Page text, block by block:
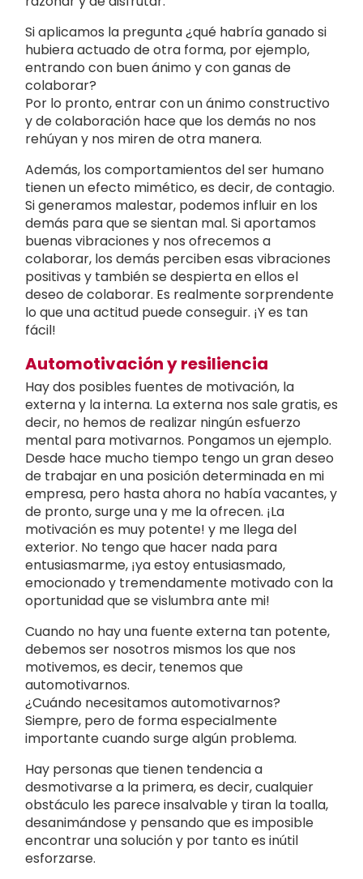
Si aplicamos la pregunta ¿qué habría ganado si
hubiera actuado de otra forma, por ejemplo,
entrando con buen ánimo y con ganas de
colaborar?
Por lo pronto, entrar con un ánimo constructivo
y de colaboración hace que los demás no nos
rehúyan y nos miren de otra manera.
Además, los comportamientos del ser humano
tienen un efecto mimético, es decir, de contagio.
Si generamos malestar, podemos influir en los
demás para que se sientan mal. Si aportamos
buenas vibraciones y nos ofrecemos a
colaborar, los demás perciben esas vibraciones
positivas y también se despierta en ellos el
deseo de colaborar. Es realmente sorprendente
lo que una actitud puede conseguir. ¡Y es tan
fácil!
Automotivación y resiliencia
Hay dos posibles fuentes de motivación, la
externa y la interna. La externa nos sale gratis, es
decir, no hemos de realizar ningún esfuerzo
mental para motivarnos. Pongamos un ejemplo.
Desde hace mucho tiempo tengo un gran deseo
de trabajar en una posición determinada en mi
empresa, pero hasta ahora no había vacantes, y
de pronto, surge una y me la ofrecen. ¡La
motivación es muy potente! y me llega del
exterior. No tengo que hacer nada para
entusiasmarme, ¡ya estoy entusiasmado,
emocionado y tremendamente motivado con la
oportunidad que se vislumbra ante mi!
Cuando no hay una fuente externa tan potente,
debemos ser nosotros mismos los que nos
motivemos, es decir, tenemos que
automotivarnos.
¿Cuándo necesitamos automotivarnos?
Siempre, pero de forma especialmente
importante cuando surge algún problema.
Hay personas que tienen tendencia a
desmotivarse a la primera, es decir, cualquier
obstáculo les parece insalvable y tiran la toalla,
desanimándose y pensando que es imposible
encontrar una solución y por tanto es inútil
esforzarse.